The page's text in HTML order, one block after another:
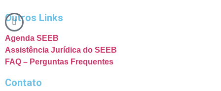
Outros Links
Agenda SEEB
Assistência Jurídica do SEEB
FAQ – Perguntas Frequentes
Contato